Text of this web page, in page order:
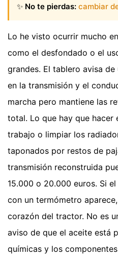
✨ No te pierdas: cambiar
Lo he visto ocurrir mucho
como el desfondado o el
grandes. El tablero avisa
en la transmisión y el
marcha pero mantiene las
total. Lo que hay que hacer
trabajo o limpiar los
taponados por restos de
transmisión reconstruida
15.000 o 20.000 euros. Si
con un termómetro
corazón del tractor. No es
aviso de que el aceite está
químicas y los